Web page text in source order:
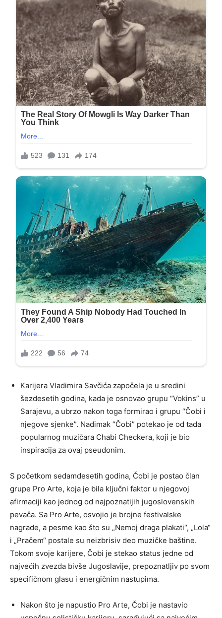
Karijera Vladimira Savčića započela je u sredini
šezdesetih godina, kada je osnovao grupu “Vokins” u
Sarajevu, a ubrzo nakon toga formirao i grupu “Čobi i
njegove sjenke”. Nadimak “Čobi” potekao je od tada
popularnog muzičara Chabi Checkera, koji je bio
inspiracija za ovaj pseudonim.
S početkom sedamdesetih godina, Čobi je postao član
grupe Pro Arte, koja je bila ključni faktor u njegovoj
afirmaciji kao jednog od najpoznatijih jugoslovenskih
pevača. Sa Pro Arte, osvojio je brojne festivalske
nagrade, a pesme kao što su „Nemoj draga plakati“, „Lola“
i „Pračem“ postale su neizbrisiv deo muzičke baštine.
Tokom svoje karijere, Čobi je stekao status jedne od
najvećih zvezda bivše Jugoslavije, prepoznatljiv po svom
specifičnom glasu i energičnim nastupima.
Nakon što je napustio Pro Arte, Čobi je nastavio